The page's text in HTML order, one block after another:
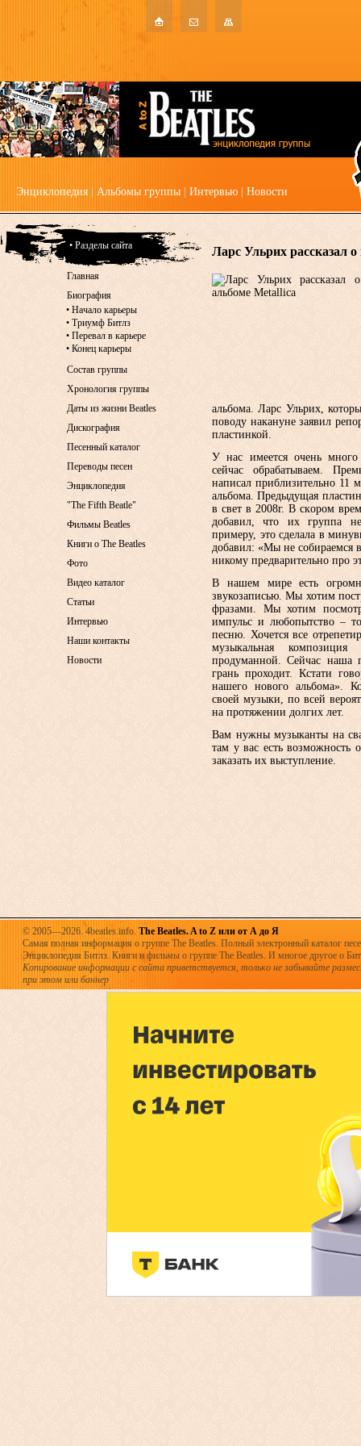
Энциклопедия Альбомы группы Интервью Новости
Ларс Ульрих рассказал
альбома. Ларс Ульрих,
поводу накануне заявил
пластинкой.
У нас имеется очень
сейчас обрабатываем.
написал приблизительно 11
альбома. Предыдущая
в свет в 2008г. В скором
добавил, что их группа
примеру, это сделала в
добавил: «Мы не собираемся
никому предварительно про
В нашем мире есть
звукозаписью. Мы хотим
фразами. Мы хотим
импульс и любопытство –
песню. Хочется все
музыкальная
продуманной. Сейчас наша
грань проходит. Кстати
нашего нового альбома».
своей музыки, по всей
на протяжении долгих лет.
Вам нужны музыканты на
там у вас есть возможность
заказать их выступление.
• Разделы сайта
Главная
Биография
• Начало карьеры
• Триумф Битлз
• Перевал в карьере
• Конец карьеры
Состав группы
Хронология группы
Даты из жизни Beatles
Дискография
Песенный каталог
Переводы песен
Энциклопедия
"The Fifth Beatle"
Фильмы Beatles
Книги о The Beatles
Фото
Видео каталог
Статьи
Интервью
Наши контакты
Новости
© 2005—2026. 4beatles.info. The Beatles. A to Z или от А до Я
Самая полная информация о группе The Beatles. Полный электронный каталог
Энциклопедия Битлз. Книги и фильмы о группе The Beatles. И многое другое о
Копирование информации с сайта приветствуется, только не забывайте
при этом или баннер